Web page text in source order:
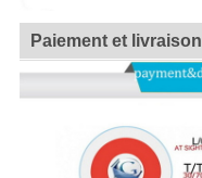
Paiement et livraison